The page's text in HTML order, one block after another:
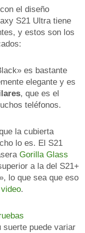
el diseño
S21 Ultra tiene
y estos son los
es bastante
elegante y es
, que es el
teléfonos.
la cubierta
lo es. El S21
Gorilla Glass
a la del S21+
lo que sea que eso
.
suerte puede variar